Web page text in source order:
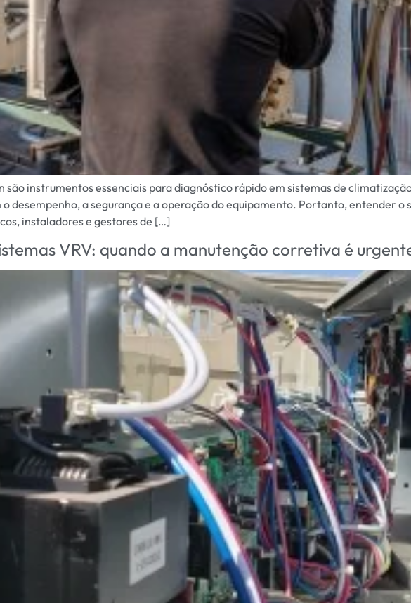
são instrumentos essenciais para diagnóstico rápido em sistemas de
desempenho, a segurança e a operação do equipamento. Portanto, entender o
instaladores e gestores de […]
VRV: quando a manutenção corretiva é